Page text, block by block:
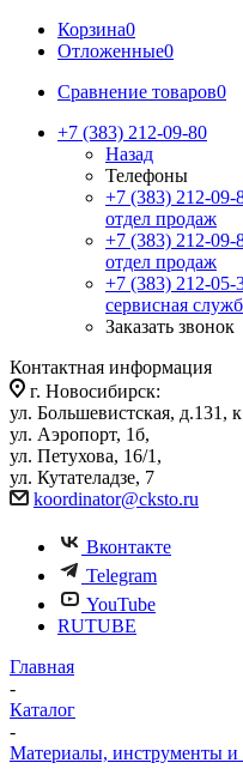
Корзина0
Отложенные0
Сравнение товаров0
+7 (383) 212-09-80
Назад
Телефоны
+7 (383) 212-09-
отдел продаж
+7 (383) 212-09-
отдел продаж
+7 (383) 212-05-
сервисная
Заказать звонок
Контактная информация
г. Новосибирск:
ул. Большевистская, д.131,
ул. Аэропорт, 1б,
ул. Петухова, 16/1,
ул. Кутателадзе, 7
koordinator@cksto.ru
Вконтакте
Telegram
YouTube
RUTUBE
Главная
-
Каталог
-
Материалы, инструменты